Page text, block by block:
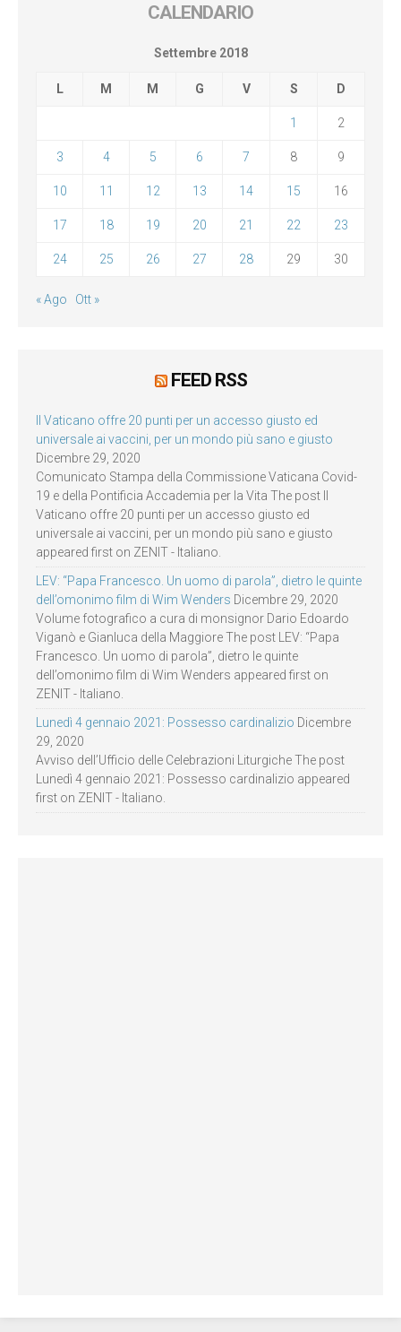
CALENDARIO
Settembre 2018
L M M G V S D
1 2
3 4 5 6 7 8 9
10 11 12 13 14 15 16
17 18 19 20 21 22 23
24 25 26 27 28 29 30
« Ago Ott »
FEED RSS
Il Vaticano offre 20 punti per un accesso giusto ed
universale ai vaccini, per un mondo più sano e giusto
Dicembre 29, 2020
Comunicato Stampa della Commissione Vaticana Covid-
19 e della Pontificia Accademia per la Vita The post Il
Vaticano offre 20 punti per un accesso giusto ed
universale ai vaccini, per un mondo più sano e giusto
appeared first on ZENIT - Italiano.
LEV: “Papa Francesco. Un uomo di parola”, dietro le quinte
dell’omonimo film di Wim Wenders Dicembre 29, 2020
Volume fotografico a cura di monsignor Dario Edoardo
Viganò e Gianluca della Maggiore The post LEV: “Papa
Francesco. Un uomo di parola”, dietro le quinte
dell’omonimo film di Wim Wenders appeared first on
ZENIT - Italiano.
Lunedì 4 gennaio 2021: Possesso cardinalizio Dicembre
29, 2020
Avviso dell’Ufficio delle Celebrazioni Liturgiche The post
Lunedì 4 gennaio 2021: Possesso cardinalizio appeared
first on ZENIT - Italiano.